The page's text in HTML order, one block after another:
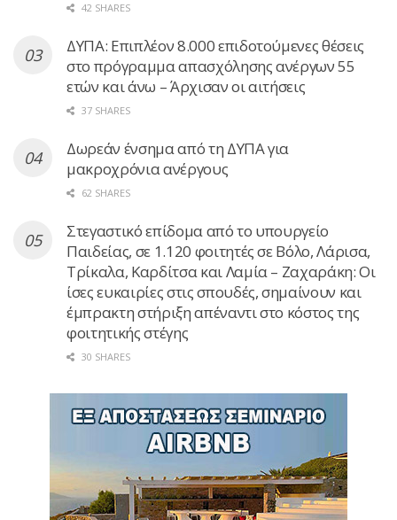
42 SHARES
ΔΥΠΑ: Επιπλέον 8.000 επιδοτούμενες θέσεις
στο πρόγραμμα απασχόλησης ανέργων 55
ετών και άνω – Άρχισαν οι αιτήσεις
37 SHARES
Δωρεάν ένσημα από τη ΔΥΠΑ για
μακροχρόνια ανέργους
62 SHARES
Στεγαστικό επίδομα από το υπουργείο
Παιδείας, σε 1.120 φοιτητές σε Βόλο, Λάρισα,
Τρίκαλα, Καρδίτσα και Λαμία – Ζαχαράκη: Οι
ίσες ευκαιρίες στις σπουδές, σημαίνουν και
έμπρακτη στήριξη απέναντι στο κόστος της
φοιτητικής στέγης
30 SHARES